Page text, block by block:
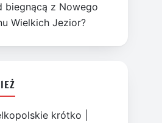
biegnącą z Nowego
Wielkich Jezior?
krótko